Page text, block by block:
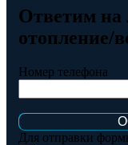
Ответим на
отопление/
Номер телефона
Для отправки